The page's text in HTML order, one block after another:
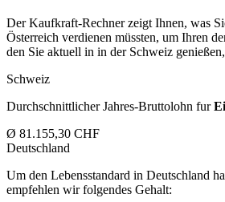
Der Kaufkraft-Rechner zeigt Ihnen, was
Österreich verdienen müssten, um Ihren
den Sie aktuell in in der Schweiz
Schweiz
Durchschnittlicher Jahres-Bruttolohn fur
Ø 81.155,30 CHF
Deutschland
Um den Lebensstandard in Deutschland
empfehlen wir folgendes Gehalt: